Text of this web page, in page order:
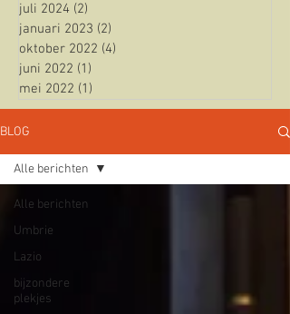
juli 2024 (2)
januari 2023 (2)
oktober 2022 (4)
juni 2022 (1)
mei 2022 (1)
BLOG
Alle berichten
Umbrie
Lazio
bijzondere
plekjes
Alle berichten